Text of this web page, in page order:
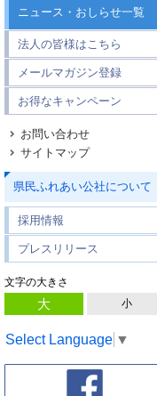
ニュース・おしらせ一覧
法人の皆様はこちら
メールマガジン登録
お得なキャンペーン
お問い合わせ
サイトマップ
県民ふれあい公社について
採用情報
プレスリリース
文字の大きさ
大 小
Select Language ▼